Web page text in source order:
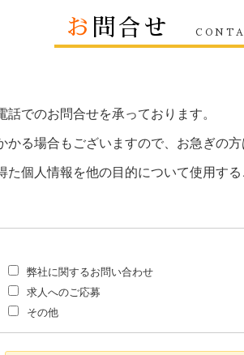
お 問合せ
でのお問合せを承っております。
る場合もございますので、お急ぎの
個人情報を他の目的について使用する
弊社に関するお問い合わせ
求人へのご応募
その他